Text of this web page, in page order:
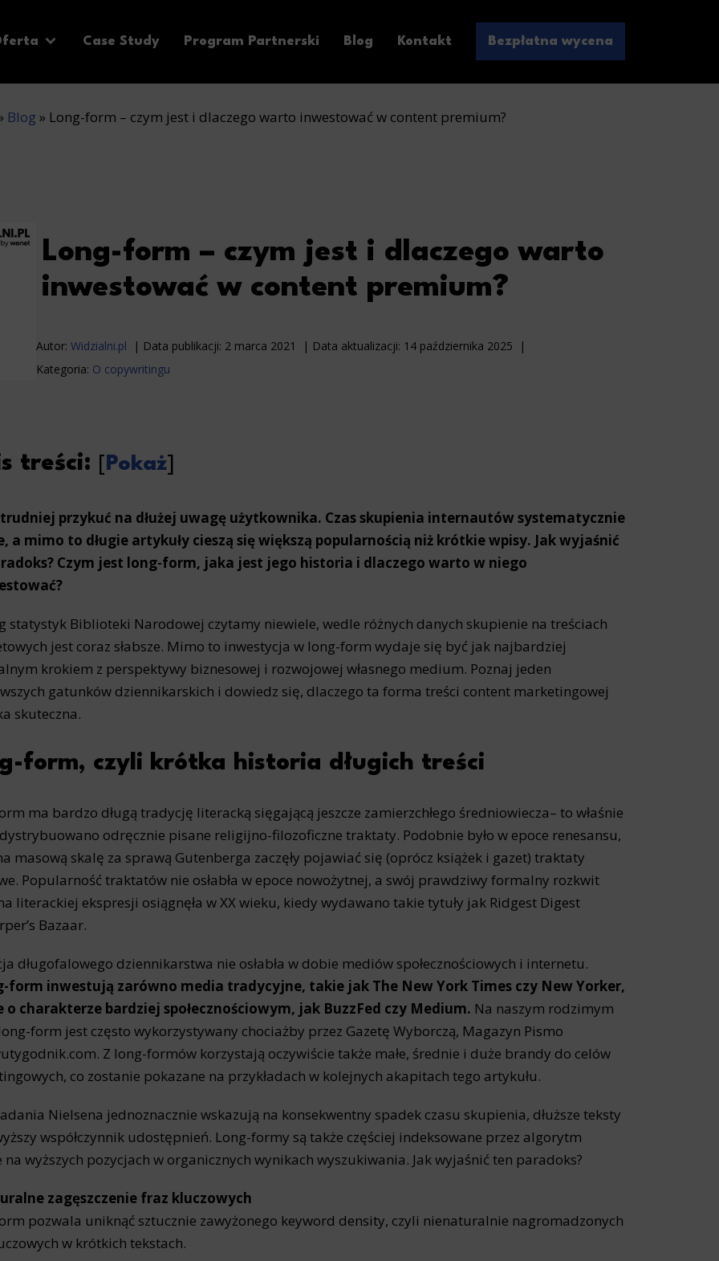
Case Study Program Partnerski Blog Kontakt Bezpłatna wycena
Blog » Long-form – czym jest i dlaczego warto inwestować w content premium?
Long-form – czym jest i dlaczego warto
inwestować w content premium?
Autor: Widzialni.pl Data publikacji: 2 marca 2021 Data aktualizacji: 14 października 2025
Kategoria: O copywritingu
treści: Pokaż]
przykuć na dłużej uwagę użytkownika. Czas skupienia internautów systematycznie
a mimo to długie artykuły cieszą się większą popularnością niż krótkie wpisy. Jak wyjaśnić
Czym jest long-form, jaka jest jego historia i dlaczego warto w niego
statystyk Biblioteki Narodowej czytamy niewiele, wedle różnych danych skupienie na treściach
jest coraz słabsze. Mimo to inwestycja w long-form wydaje się być jak najbardziej
krokiem z perspektywy biznesowej i rozwojowej własnego medium. Poznaj jeden
gatunków dziennikarskich i dowiedz się, dlaczego ta forma treści content marketingowej
skuteczna.
form, czyli krótka historia długich treści
ma bardzo długą tradycję literacką sięgającą jeszcze zamierzchłego średniowiecza– to właśnie
odręcznie pisane religijno-filozoficzne traktaty. Podobnie było w epoce renesansu,
masową skalę za sprawą Gutenberga zaczęły pojawiać się (oprócz książek i gazet) traktaty
Popularność traktatów nie osłabła w epoce nowożytnej, a swój prawdziwy formalny rozkwit
literackiej ekspresji osiągnęła w XX wieku, kiedy wydawano takie tytuły jak Ridgest Digest
Bazaar.
długofalowego dziennikarstwa nie osłabła w dobie mediów społecznościowych i internetu.
form inwestują zarówno media tradycyjne, takie jak The New York Times czy New Yorker,
o charakterze bardziej społecznościowym, jak BuzzFed czy Medium. Na naszym rodzimym
form jest często wykorzystywany chociażby przez Gazetę Wyborczą, Magazyn Pismo
Z long-formów korzystają oczywiście także małe, średnie i duże brandy do celów
co zostanie pokazane na przykładach w kolejnych akapitach tego artykułu.
Nielsena jednoznacznie wskazują na konsekwentny spadek czasu skupienia, dłuższe teksty
współczynnik udostępnień. Long-formy są także częściej indeksowane przez algorytm
na wyższych pozycjach w organicznych wynikach wyszukiwania. Jak wyjaśnić ten paradoks?
zagęszczenie fraz kluczowych
pozwala uniknąć sztucznie zawyżonego keyword density, czyli nienaturalnie nagromadzonych
w krótkich tekstach.